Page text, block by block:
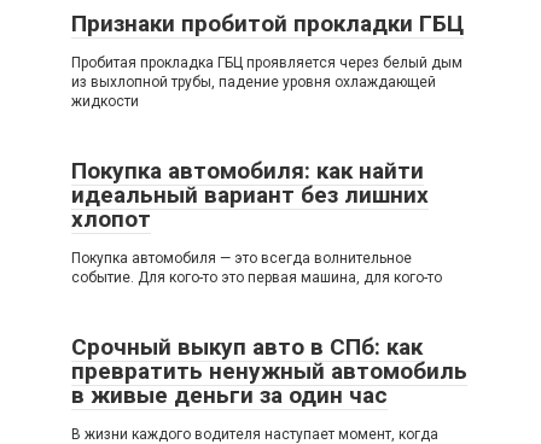
Признаки пробитой прокладки ГБЦ
Пробитая прокладка ГБЦ проявляется через белый дым
из выхлопной трубы, падение уровня охлаждающей
жидкости
Покупка автомобиля: как найти
идеальный вариант без лишних
хлопот
Покупка автомобиля — это всегда волнительное
событие. Для кого-то это первая машина, для кого-то
Срочный выкуп авто в СПб: как
превратить ненужный автомобиль
в живые деньги за один час
В жизни каждого водителя наступает момент, когда